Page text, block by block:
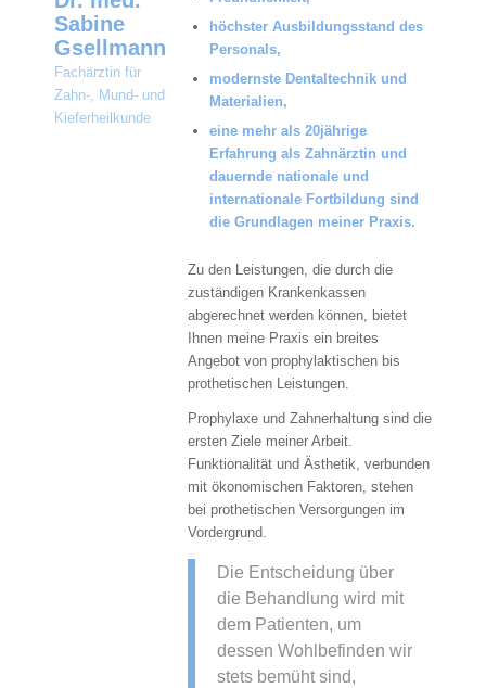
Sabine
Gsellmann
Fachärztin für
Zahn-, Mund- und
Kieferheilkunde
höchster Ausbildungsstand des
Personals,
modernste Dentaltechnik und
Materialien,
eine mehr als 20jährige
Erfahrung als Zahnärztin und
dauernde nationale und
internationale Fortbildung sind
die Grundlagen meiner Praxis.
Zu den Leistungen, die durch die
zuständigen Krankenkassen
abgerechnet werden können, bietet
Ihnen meine Praxis ein breites
Angebot von prophylaktischen bis
prothetischen Leistungen.
Prophylaxe und Zahnerhaltung sind die
ersten Ziele meiner Arbeit.
Funktionalität und Ästhetik, verbunden
mit ökonomischen Faktoren, stehen
bei prothetischen Versorgungen im
Vordergrund.
Die Entscheidung über
die Behandlung wird mit
dem Patienten, um
dessen Wohlbefinden wir
stets bemüht sind,